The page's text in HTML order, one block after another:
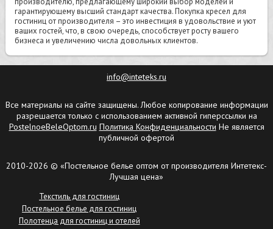
гарантирующему высший стандарт качества. Покупка кресел для
гостиниц от производителя – это инвестиция в удовольствие и уют
ваших гостей, что, в свою очередь, способствует росту вашего
бизнеса и увеличению числа довольных клиентов.
info@inteteks.ru
Все материалы на сайте защищены. Любое копирование информации
разрешается только с использованием активной гиперссылки на
PostelnoeBeleOptom.ru Политика Конфиденциальности Не является
публичной офертой
2010-2026 © «Постельное белье оптом от производителя Интетекс-
Лучшая цена»
Текстиль для гостиниц
Постельное белье для гостиниц
Полотенца для гостиниц и отелей